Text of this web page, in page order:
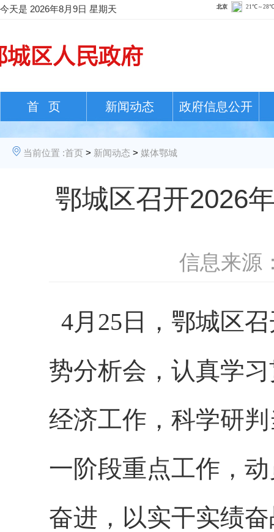
今天是 2026年8月9日 星期天
首 页 新闻动态 政府信息公开
当前位置 :首页 > 新闻动态 > 媒体鄂城
鄂城区召开2026
信息来源
4月25日，鄂城区
势分析会，认真学
经济工作，科学研
一阶段重点工作，
奋进， 以实干实绩